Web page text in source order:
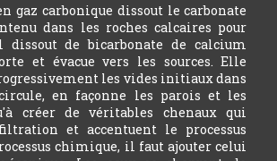
gaz carbonique dissout le carbonate
dans les roches calcaires pour
de bicarbonate de calcium
et évacue vers les sources. Elle
les vides initiaux dans
en façonne les parois et les
créer de véritables chenaux qui
et accentuent le processus
chimique, il faut ajouter celui